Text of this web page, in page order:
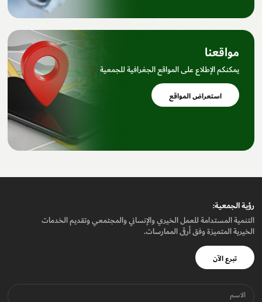
مواقعنا
يمكنكم الإطلاع على المواقع الجغرافية للجمعية
استعراض المواقع
رؤيـة الجمعيـة:
التنمية المستدامة للعمل الخيري والإنساني والمجتمعي وتقديم الخدمات
الخيرية المتميزة وفق أرقى الممارسات.
تبرع الآن
الاسم